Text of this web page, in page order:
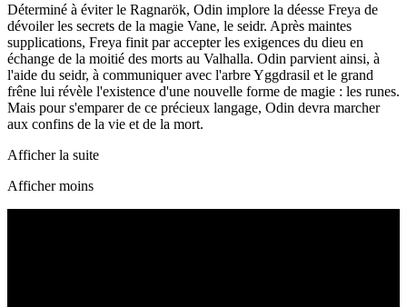
Déterminé à éviter le Ragnarök, Odin implore la déesse Freya de
dévoiler les secrets de la magie Vane, le seidr. Après maintes
supplications, Freya finit par accepter les exigences du dieu en
échange de la moitié des morts au Valhalla. Odin parvient ainsi, à
l'aide du seidr, à communiquer avec l'arbre Yggdrasil et le grand
frêne lui révèle l'existence d'une nouvelle forme de magie : les runes.
Mais pour s'emparer de ce précieux langage, Odin devra marcher
aux confins de la vie et de la mort.
Afficher la suite
Afficher moins